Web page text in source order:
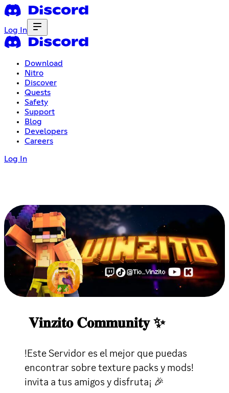
Log In
Download
Nitro
Discover
Quests
Safety
Support
Blog
Developers
Careers
Log In
𝐕𝐢𝐧𝐳𝐢𝐭𝐨 𝐂𝐨𝐦𝐦𝐮𝐧𝐢𝐭𝐲 ✨
!Este Servidor es el mejor que puedas
encontrar sobre texture packs y mods!
invita a tus amigos y disfruta¡ 🎉